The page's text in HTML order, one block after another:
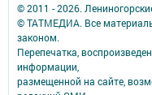
© 2011 - 2026.
© ТАТМЕДИА. Все
законом.
Перепечатка,
информации,
размещенной на сайте,